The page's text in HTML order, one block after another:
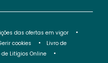
das ofertas em vigor
cookies
Livro de
de Litígios Online